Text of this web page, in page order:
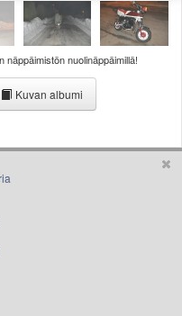
nuolinäppäimillä!
Kuvan albumi